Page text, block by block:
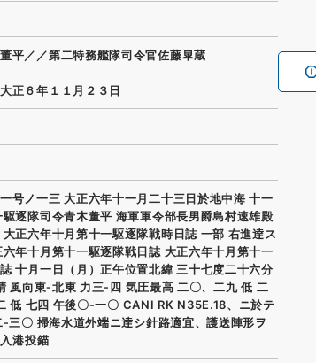
平／／第二特務艦隊司令官佐藤皐蔵
正６年１１月２３日
号ノ一三 大正六年十一月二十三日於地中海 十一
逐隊司令青木董平 海軍軍令部長男爵島村速雄殿
正六年十月第十一駆逐隊戦時日誌 一部 右進逹ス
六年十月第十一駆逐隊戦日誌 大正六年十月第十一
十月一日（月）正午位置北緯 三十七度二十六分
風向東‐北東 力三‐四 気圧最高 二〇、二九 低 二
低 七四 午後〇‐一〇 CANI RK N35E.18、ニ於テ
三〇 掃海水道外端ニ逹シ針路適宜、護送陣形ヲ
港投錨